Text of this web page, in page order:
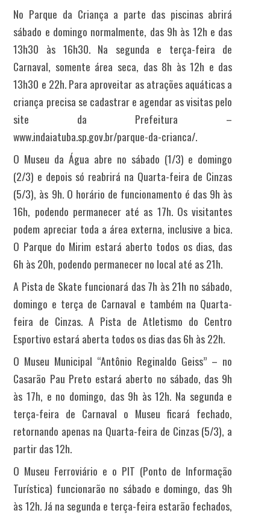
No Parque da Criança a parte das piscinas abrirá
sábado e domingo normalmente, das 9h às 12h e das
13h30 às 16h30. Na segunda e terça-feira de
Carnaval, somente área seca, das 8h às 12h e das
13h30 e 22h. Para aproveitar as atrações aquáticas a
criança precisa se cadastrar e agendar as visitas pelo
site da Prefeitura –
www.indaiatuba.sp.gov.br/parque-da-crianca/.
O Museu da Água abre no sábado (1/3) e domingo
(2/3) e depois só reabrirá na Quarta-feira de Cinzas
(5/3), às 9h. O horário de funcionamento é das 9h às
16h, podendo permanecer até as 17h. Os visitantes
podem apreciar toda a área externa, inclusive a bica.
O Parque do Mirim estará aberto todos os dias, das
6h às 20h, podendo permanecer no local até as 21h.
A Pista de Skate funcionará das 7h às 21h no sábado,
domingo e terça de Carnaval e também na Quarta-
feira de Cinzas. A Pista de Atletismo do Centro
Esportivo estará aberta todos os dias das 6h às 22h.
O Museu Municipal “Antônio Reginaldo Geiss” – no
Casarão Pau Preto estará aberto no sábado, das 9h
às 17h, e no domingo, das 9h às 12h. Na segunda e
terça-feira de Carnaval o Museu ficará fechado,
retornando apenas na Quarta-feira de Cinzas (5/3), a
partir das 12h.
O Museu Ferroviário e o PIT (Ponto de Informação
Turística) funcionarão no sábado e domingo, das 9h
às 12h. Já na segunda e terça-feira estarão fechados,